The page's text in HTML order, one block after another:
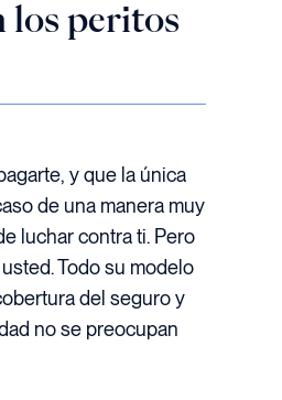
los peritos
y que la única
de una manera muy
luchar contra ti. Pero
Todo su modelo
del seguro y
no se preocupan